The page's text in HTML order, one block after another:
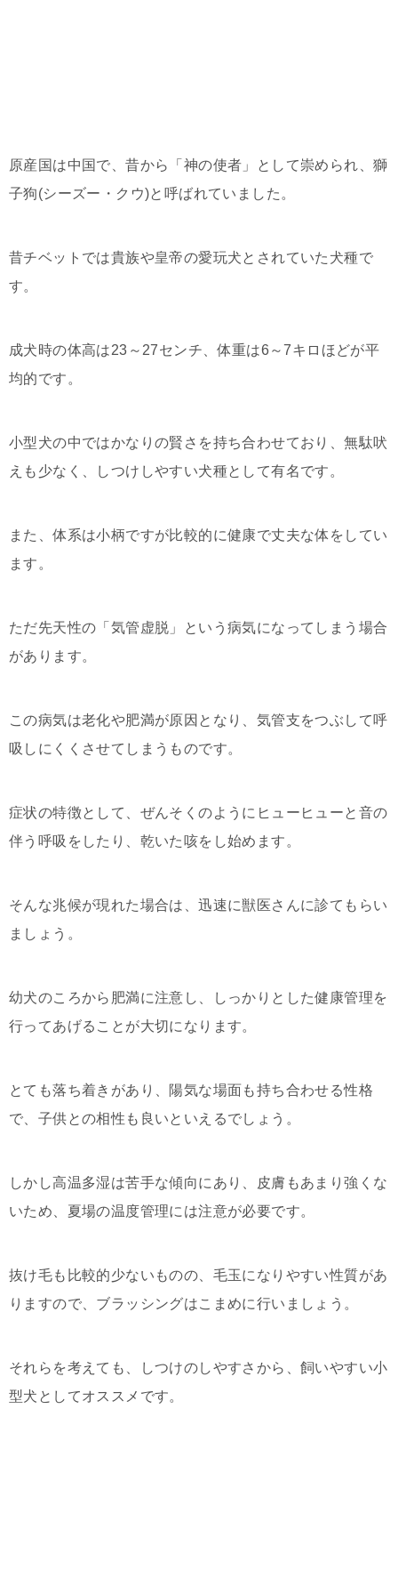
原産国は中国で、昔から「神の使者」として崇められ、獅
子狗(シーズー・クウ)と呼ばれていました。
昔チベットでは貴族や皇帝の愛玩犬とされていた犬種で
す。
成犬時の体高は23～27センチ、体重は6～7キロほどが平
均的です。
小型犬の中ではかなりの賢さを持ち合わせており、無駄吠
えも少なく、しつけしやすい犬種として有名です。
また、体系は小柄ですが比較的に健康で丈夫な体をしてい
ます。
ただ先天性の「気管虚脱」という病気になってしまう場合
があります。
この病気は老化や肥満が原因となり、気管支をつぶして呼
吸しにくくさせてしまうものです。
症状の特徴として、ぜんそくのようにヒューヒューと音の
伴う呼吸をしたり、乾いた咳をし始めます。
そんな兆候が現れた場合は、迅速に獣医さんに診てもらい
ましょう。
幼犬のころから肥満に注意し、しっかりとした健康管理を
行ってあげることが大切になります。
とても落ち着きがあり、陽気な場面も持ち合わせる性格
で、子供との相性も良いといえるでしょう。
しかし高温多湿は苦手な傾向にあり、皮膚もあまり強くな
いため、夏場の温度管理には注意が必要です。
抜け毛も比較的少ないものの、毛玉になりやすい性質があ
りますので、ブラッシングはこまめに行いましょう。
それらを考えても、しつけのしやすさから、飼いやすい小
型犬としてオススメです。